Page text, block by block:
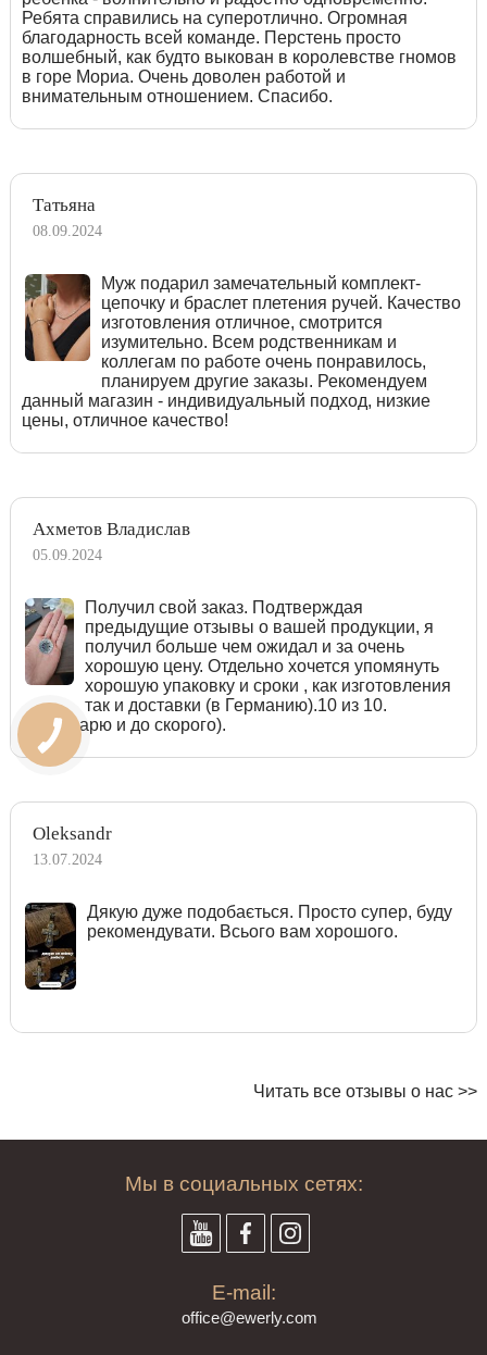
Ребята справились на суперотлично. Огромная
благодарность всей команде. Перстень просто
волшебный, как будто выкован в королевстве гномов
в горе Мориа. Очень доволен работой и
внимательным отношением. Спасибо.
Татьяна
08.09.2024
Муж подарил замечательный комплект-
цепочку и браслет плетения ручей. Качество
изготовления отличное, смотрится
изумительно. Всем родственникам и
коллегам по работе очень понравилось,
планируем другие заказы. Рекомендуем
данный магазин - индивидуальный подход, низкие
цены, отличное качество!
Ахметов Владислав
05.09.2024
Получил свой заказ. Подтверждая
предыдущие отзывы о вашей продукции, я
получил больше чем ожидал и за очень
хорошую цену. Отдельно хочется упомянуть
хорошую упаковку и сроки , как изготовления
так и доставки (в Германию).10 из 10.
Благодарю и до скорого).
Oleksandr
13.07.2024
Дякую дуже подобається. Просто супер, буду
рекомендувати. Всього вам хорошого.
Читать все отзывы о нас >>
Мы в социальных сетях:
E-mail:
office@ewerly.com